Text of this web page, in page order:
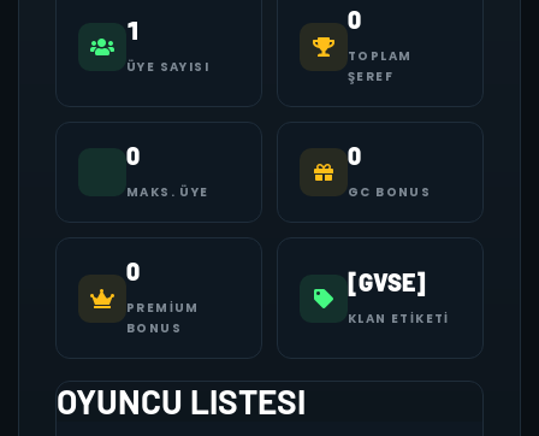
1
ÜYE SAYISI
0
TOPLAM
ŞEREF
0
MAKS. ÜYE
0
GC BONUS
0
PREMIUM
BONUS
[GVSE]
KLAN ETIKETI
OYUNCU LISTESI